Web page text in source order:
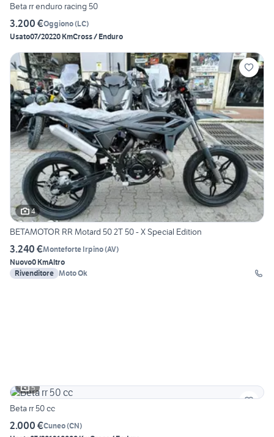
Beta rr enduro racing 50
3.200 €Oggiono(LC)
Usato07/20220 KmCross / Enduro
4
BETAMOTOR RR Motard 50 2T 50 - X Special Edition
3.240 €Monteforte Irpino(AV)
Nuovo0 KmAltro
Rivenditore Moto Ok
5
Beta rr 50 cc
2.000 €Cuneo(CN)